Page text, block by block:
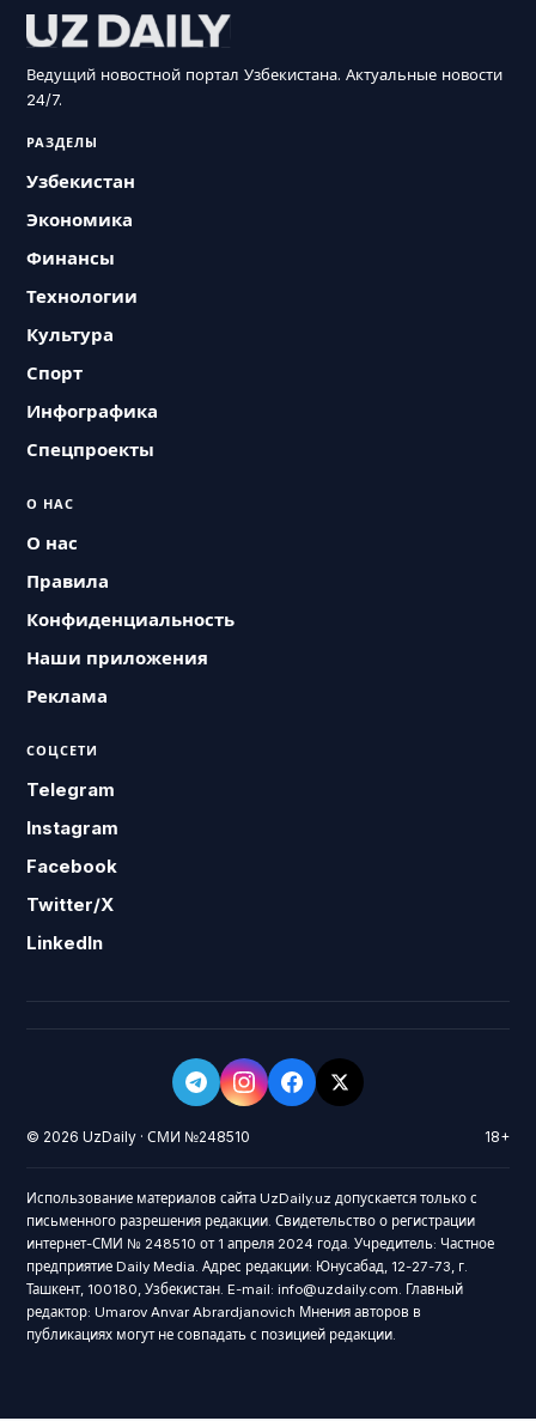
Ведущий новостной портал Узбекистана. Актуальные новости
24/7.
РАЗДЕЛЫ
Узбекистан
Экономика
Финансы
Технологии
Культура
Спорт
Инфографика
Спецпроекты
О НАС
О нас
Правила
Конфиденциальность
Наши приложения
Реклама
СОЦСЕТИ
Telegram
Instagram
Facebook
Twitter/X
LinkedIn
© 2026 UzDaily · СМИ №248510 18+
Использование материалов сайта UzDaily.uz допускается только с
письменного разрешения редакции. Свидетельство о регистрации
интернет-СМИ № 248510 от 1 апреля 2024 года. Учредитель: Частное
предприятие Daily Media. Адрес редакции: Юнусабад, 12-27-73, г.
Ташкент, 100180, Узбекистан. E-mail: info@uzdaily.com. Главный
редактор: Umarov Anvar Abrardjanovich Мнения авторов в
публикациях могут не совпадать с позицией редакции.